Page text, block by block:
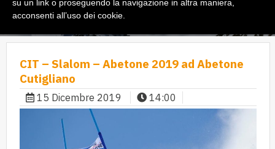
CIT – Slalom – Abetone 2019 ad Abetone
Cutigliano
15 Dicembre 2019 14:00
su un link o proseguendo la navigazione in altra maniera,
acconsenti all’uso dei cookie.